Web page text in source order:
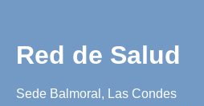
Red de Salud
Sede Balmoral, Las Condes